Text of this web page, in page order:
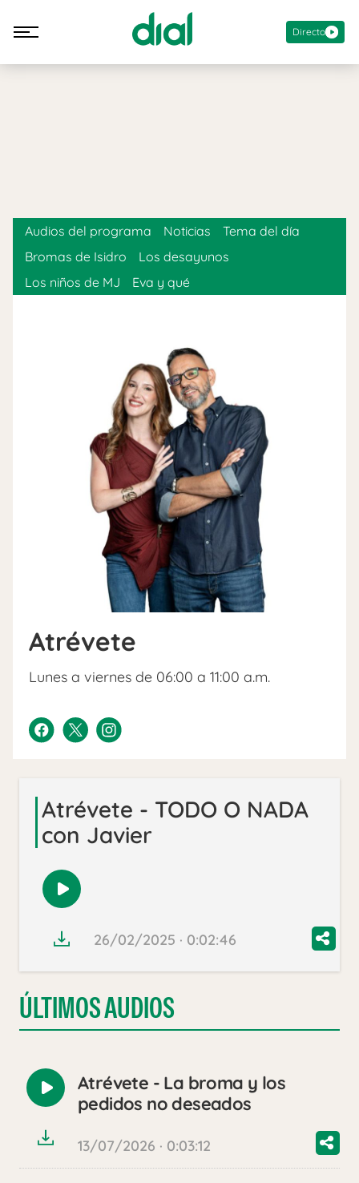
Directo
Atrévete
Lunes a viernes de 06:00 a 11:00 a.m.
Audios del programa Noticias
Tema del día
Bromas de Isidro
Los desayunos
Los niños de MJ
Eva y qué
Atrévete - TODO O NADA
con Javier
Reproducir
audio
26/02/2025 · 0:02:46
ÚLTIMOS AUDIOS
Reproducir
audio
Atrévete - La broma y los
pedidos no deseados
13/07/2026 · 0:03:12